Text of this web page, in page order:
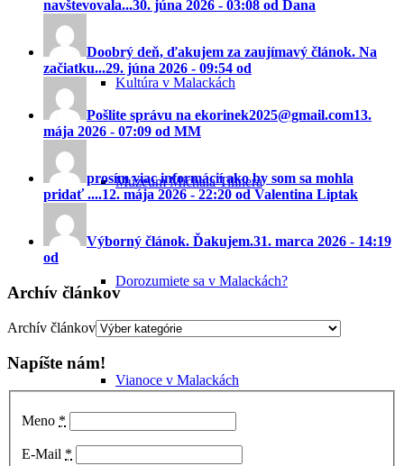
Kultúra v Malackách
Múzeum Michala Tillnera
Dorozumiete sa v Malackách?
Vianoce v Malackách
navštevovala...30. júna 2026 - 03:08 od Dana
Doobrý deň, ďakujem za zaujímavý článok. Na
začiatku...29. júna 2026 - 09:54 od
Pošlite správu na ekorinek2025@gmail.com13.
mája 2026 - 07:09 od MM
prosím viac informácií ako by som sa mohla
pridať ....12. mája 2026 - 22:20 od Valentina Liptak
Výborný článok. Ďakujem.31. marca 2026 - 14:19
od
Archív článkov
Archív článkov
Napíšte nám!
Meno *
E-Mail *